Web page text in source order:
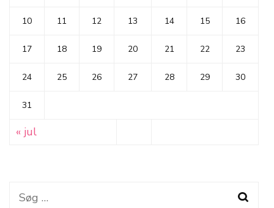
10 11 12 13 14 15 16
17 18 19 20 21 22 23
24 25 26 27 28 29 30
31
« jul
Søg